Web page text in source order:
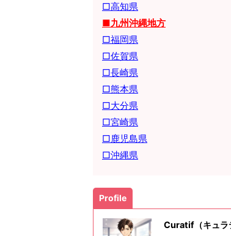
□高知県
■九州沖縄地方
□福岡県
□佐賀県
□長崎県
□熊本県
□大分県
□宮崎県
□鹿児島県
□沖縄県
Profile
Curatif（キュラ